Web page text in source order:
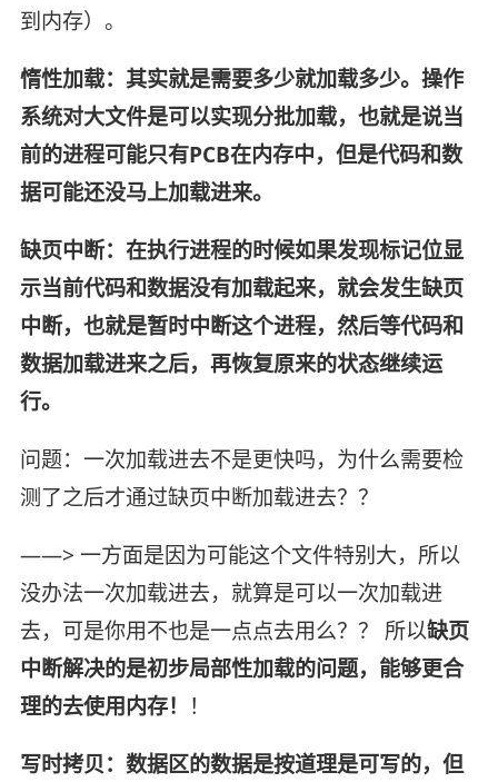
到内存）。
惰性加载：其实就是需要多少就加载多少。操作
系统对大文件是可以实现分批加载，也就是说当
前的进程可能只有PCB在内存中，但是代码和数
据可能还没马上加载进来。
缺页中断：在执行进程的时候如果发现标记位显
示当前代码和数据没有加载起来，就会发生缺页
中断，也就是暂时中断这个进程，然后等代码和
数据加载进来之后，再恢复原来的状态继续运
行。
问题：一次加载进去不是更快吗，为什么需要检
测了之后才通过缺页中断加载进去？？
——> 一方面是因为可能这个文件特别大，所以
没办法一次加载进去，就算是可以一次加载进
去，可是你用不也是一点点去用么？？ 所以缺页
中断解决的是初步局部性加载的问题，能够更合
理的去使用内存！ ！
写时拷贝：数据区的数据是按道理是可写的，但